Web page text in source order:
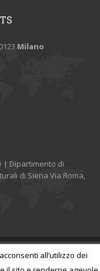
Milano
| Dipartimento di
di Siena Via Roma,
De André ETS - P. IVA
all’utilizzo dei